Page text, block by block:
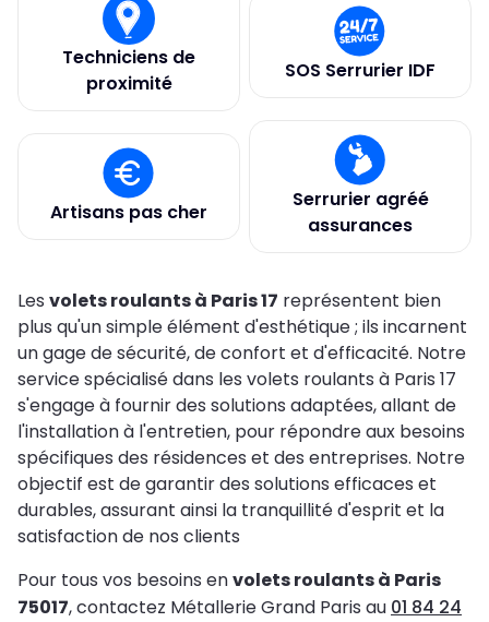
Techniciens de
proximité
SOS Serrurier IDF
Artisans pas cher
Serrurier agréé
assurances
Les volets roulants à Paris 17 représentent bien
plus qu'un simple élément d'esthétique ; ils incarnent
un gage de sécurité, de confort et d'efficacité. Notre
service spécialisé dans les volets roulants à Paris 17
s'engage à fournir des solutions adaptées, allant de
l'installation à l'entretien, pour répondre aux besoins
spécifiques des résidences et des entreprises. Notre
objectif est de garantir des solutions efficaces et
durables, assurant ainsi la tranquillité d'esprit et la
satisfaction de nos clients
Pour tous vos besoins envolets roulants à Paris
75017, contactez Métallerie Grand Paris au 01 84 24